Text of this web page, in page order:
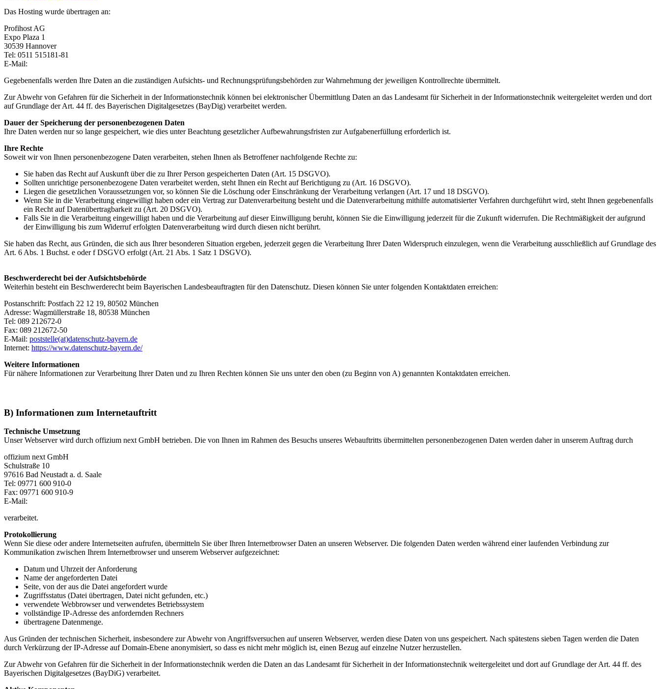
Das Hosting wurde übertragen an:
Profihost AG
Expo Plaza 1
30539 Hannover
Tel: 0511 515181-81
E-Mail:
Gegebenenfalls werden Ihre Daten an die zuständigen Aufsichts- und Rechnungsprüfungsbehörden zur Wahrnehmung der jeweiligen Kontrollrechte übermittelt.
Zur Abwehr von Gefahren für die Sicherheit in der Informationstechnik können bei elektronischer Übermittlung Daten an das Landesamt für Sicherheit in der Informationstechnik weitergeleitet werden und dort
auf Grundlage der Art. 44 ff. des Bayerischen Digitalgesetzes (BayDig) verarbeitet werden.
Dauer der Speicherung der personenbezogenen Daten
Ihre Daten werden nur so lange gespeichert, wie dies unter Beachtung gesetzlicher Aufbewahrungsfristen zur Aufgabenerfüllung erforderlich ist.
Ihre Rechte
Soweit wir von Ihnen personenbezogene Daten verarbeiten, stehen Ihnen als Betroffener nachfolgende Rechte zu:
Sie haben das Recht auf Auskunft über die zu Ihrer Person gespeicherten Daten (Art. 15 DSGVO).
Sollten unrichtige personenbezogene Daten verarbeitet werden, steht Ihnen ein Recht auf Berichtigung zu (Art. 16 DSGVO).
Liegen die gesetzlichen Voraussetzungen vor, so können Sie die Löschung oder Einschränkung der Verarbeitung verlangen (Art. 17 und 18 DSGVO).
Wenn Sie in die Verarbeitung eingewilligt haben oder ein Vertrag zur Datenverarbeitung besteht und die Datenverarbeitung mithilfe automatisierter Verfahren durchgeführt wird, steht Ihnen gegebenenfalls
ein Recht auf Datenübertragbarkeit zu (Art. 20 DSGVO).
Falls Sie in die Verarbeitung eingewilligt haben und die Verarbeitung auf dieser Einwilligung beruht, können Sie die Einwilligung jederzeit für die Zukunft widerrufen. Die Rechtmäßigkeit der aufgrund
der Einwilligung bis zum Widerruf erfolgten Datenverarbeitung wird durch diesen nicht berührt.
Sie haben das Recht, aus Gründen, die sich aus Ihrer besonderen Situation ergeben, jederzeit gegen die Verarbeitung Ihrer Daten Widerspruch einzulegen, wenn die Verarbeitung ausschließlich auf Grundlage des
Art. 6 Abs. 1 Buchst. e oder f DSGVO erfolgt (Art. 21 Abs. 1 Satz 1 DSGVO).
Beschwerderecht bei der Aufsichtsbehörde
Weiterhin besteht ein Beschwerderecht beim Bayerischen Landesbeauftragten für den Datenschutz. Diesen können Sie unter folgenden Kontaktdaten erreichen:
Postanschrift: Postfach 22 12 19, 80502 München
Adresse: Wagmüllerstraße 18, 80538 München
Tel: 089 212672-0
Fax: 089 212672-50
E-Mail: poststelle(at)datenschutz-bayern.de
Internet: https://www.datenschutz-bayern.de/
Weitere Informationen
Für nähere Informationen zur Verarbeitung Ihrer Daten und zu Ihren Rechten können Sie uns unter den oben (zu Beginn von A) genannten Kontaktdaten erreichen.
B) Informationen zum Internetauftritt
Technische Umsetzung
Unser Webserver wird durch offizium next GmbH betrieben. Die von Ihnen im Rahmen des Besuchs unseres Webauftritts übermittelten personenbezogenen Daten werden daher in unserem Auftrag durch
offizium next GmbH
Schulstraße 10
97616 Bad Neustadt a. d. Saale
Tel: 09771 600 910-0
Fax: 09771 600 910-9
E-Mail:
verarbeitet.
Protokollierung
Wenn Sie diese oder andere Internetseiten aufrufen, übermitteln Sie über Ihren Internetbrowser Daten an unseren Webserver. Die folgenden Daten werden während einer laufenden Verbindung zur
Kommunikation zwischen Ihrem Internetbrowser und unserem Webserver aufgezeichnet:
Datum und Uhrzeit der Anforderung
Name der angeforderten Datei
Seite, von der aus die Datei angefordert wurde
Zugriffsstatus (Datei übertragen, Datei nicht gefunden, etc.)
verwendete Webbrowser und verwendetes Betriebssystem
vollständige IP-Adresse des anfordernden Rechners
übertragene Datenmenge.
Aus Gründen der technischen Sicherheit, insbesondere zur Abwehr von Angriffsversuchen auf unseren Webserver, werden diese Daten von uns gespeichert. Nach spätestens sieben Tagen werden die Daten
durch Verkürzung der IP-Adresse auf Domain-Ebene anonymisiert, so dass es nicht mehr möglich ist, einen Bezug auf einzelne Nutzer herzustellen.
Zur Abwehr von Gefahren für die Sicherheit in der Informationstechnik werden die Daten an das Landesamt für Sicherheit in der Informationstechnik weitergeleitet und dort auf Grundlage der Art. 44 ff. des
Bayerischen Digitalgesetzes (BayDiG) verarbeitet.